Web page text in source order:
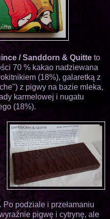
/ Sanddorn & Quitteto
70 % kakao nadziewana
(18%), galaretką z
z pigwy na bazie mleka,
karmelowej i nugatu
(18%).
podziale i przełamaniu
pigwę i cytrynę, ale